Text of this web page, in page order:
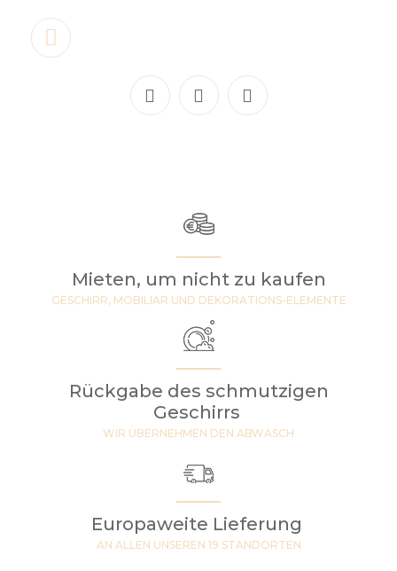
Mieten, um nicht zu kaufen
GESCHIRR, MOBILIAR UND DEKORATIONS-ELEMENTE
Rückgabe des schmutzigen
Geschirrs
WIR ÜBERNEHMEN DEN ABWASCH
Europaweite Lieferung
AN ALLEN UNSEREN 19 STANDORTEN